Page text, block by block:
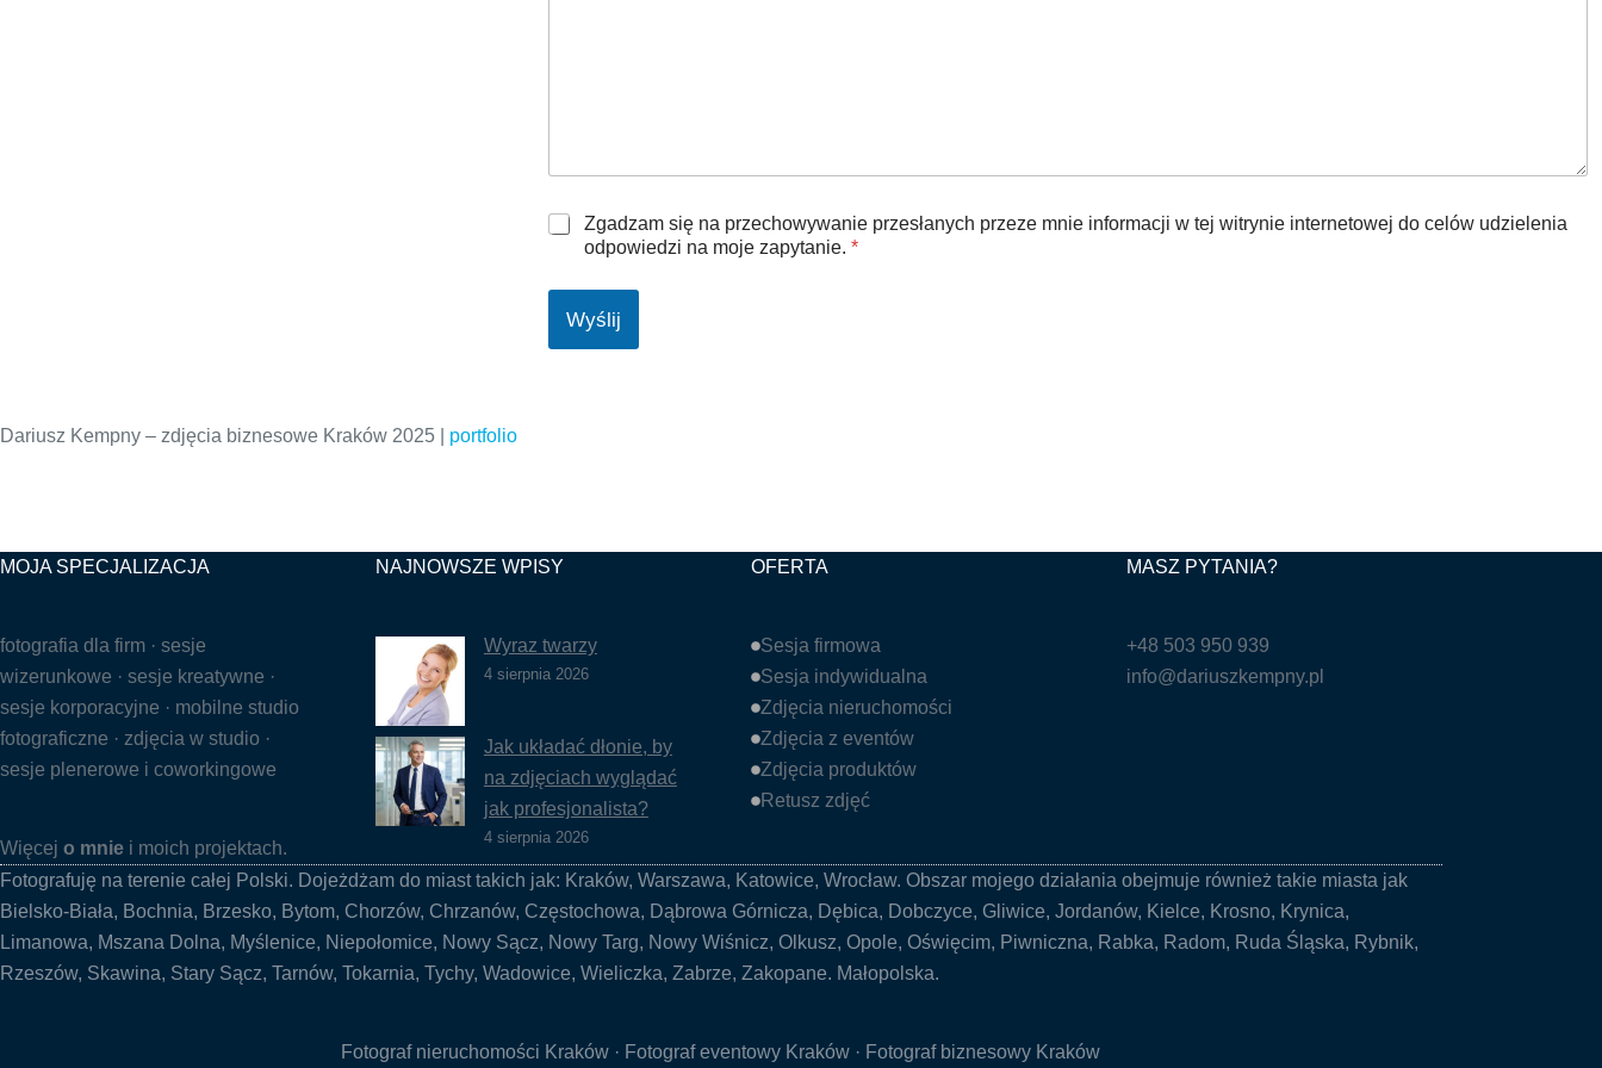
Z
d
Zgadzam się na przechowywanie przesłanych przeze mnie informacji w tej witrynie internetowej do celów udzielenia
odpowiedzi na moje zapytanie.*
Wyślij
Dariusz Kempny – zdjęcia biznesowe Kraków 2025 | portfolio
MOJA SPECJALIZACJA
fotografia dla firm · sesje
wizerunkowe · sesje kreatywne ·
sesje korporacyjne · mobilne studio
fotograficzne · zdjęcia w studio ·
sesje plenerowe i coworkingowe
Więcej o mnie i moich projektach.
NAJNOWSZE WPISY
Wyraz twarzy
4 sierpnia 2026
Jak układać dłonie, by
na zdjęciach wyglądać
jak profesjonalista?
4 sierpnia 2026
OFERTA
Sesja firmowa
Sesja indywidualna
Zdjęcia nieruchomości
Zdjęcia z eventów
Zdjęcia produktów
Retusz zdjęć
MASZ PYTANIA?
+48 503 950 939
info@dariuszkempny.pl
Fotografuję na terenie całej Polski. Dojeżdżam do miast takich jak: Kraków, Warszawa, Katowice, Wrocław. Obszar mojego działania obejmuje również takie miasta jak
Bielsko-Biała, Bochnia, Brzesko, Bytom, Chorzów, Chrzanów, Częstochowa, Dąbrowa Górnicza, Dębica, Dobczyce, Gliwice, Jordanów, Kielce, Krosno, Krynica,
Limanowa, Mszana Dolna, Myślenice, Niepołomice, Nowy Sącz, Nowy Targ, Nowy Wiśnicz, Olkusz, Opole, Oświęcim, Piwniczna, Rabka, Radom, Ruda Śląska, Rybnik,
Rzeszów, Skawina, Stary Sącz, Tarnów, Tokarnia, Tychy, Wadowice, Wieliczka, Zabrze, Zakopane. Małopolska.
Fotograf nieruchomości Kraków · Fotograf eventowy Kraków · Fotograf biznesowy Kraków